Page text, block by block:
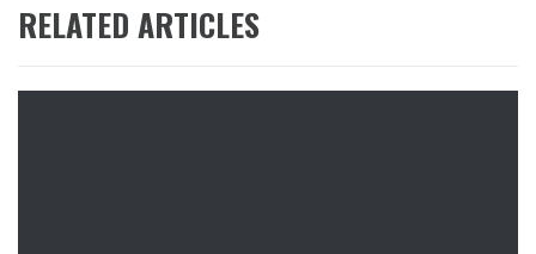
RELATED ARTICLES